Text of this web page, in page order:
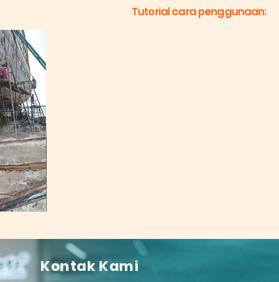
Tutorial cara penggunaan:
Kontak Kami